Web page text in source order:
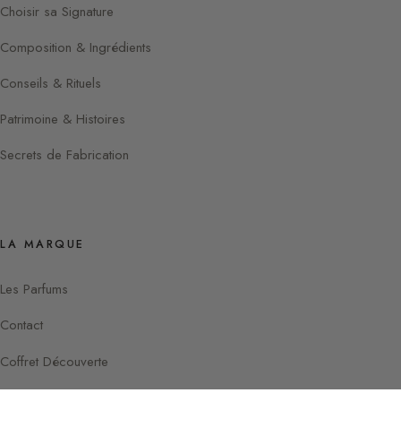
Choisir sa Signature
Composition & Ingrédients
Conseils & Rituels
Patrimoine & Histoires
Secrets de Fabrication
LA MARQUE
Les Parfums
Contact
Coffret Découverte